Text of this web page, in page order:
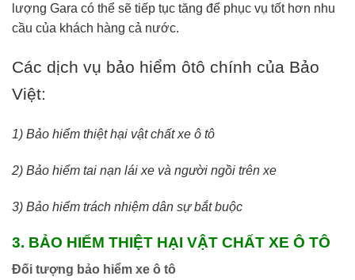
lượng Gara có thể sẽ tiếp tục tăng để phục vụ tốt hơn nhu
cầu của khách hàng cả nước.
Các dịch vụ bảo hiểm ôtô chính của Bảo
Việt:
1) Bảo hiểm thiệt hại vật chất xe ô tô
2) Bảo hiểm tai nạn lái xe và người ngồi trên xe
3) Bảo hiểm trách nhiệm dân sự bắt buộc
3. BẢO HIỂM THIỆT HẠI VẬT CHẤT XE Ô TÔ
Đối tượng bảo hiểm xe ô tô